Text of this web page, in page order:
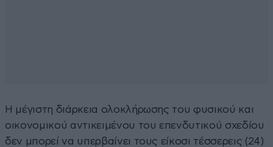
Η μέγιστη διάρκεια ολοκλήρωσης του φυσικού και
οικονομικού αντικειμένου του επενδυτικού σχεδίου
δεν μπορεί να υπερβαίνει τους είκοσι τέσσερεις (24)